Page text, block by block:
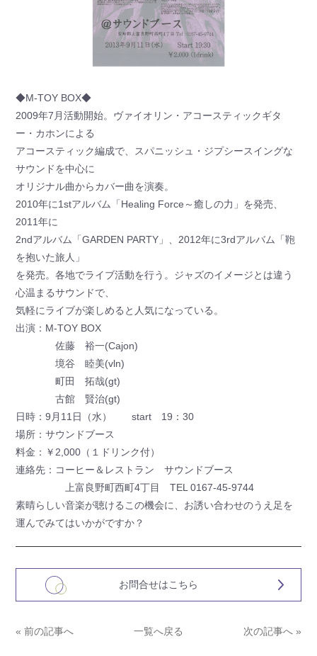
◆M-TOY BOX◆
2009年7月活動開始。ヴァイオリン・アコースティックギタ
ー・カホンによる
アコースティック編成で、スパニッシュ・ジプシースイングな
サウンドを中心に
オリジナル曲からカバー曲を演奏。
2010年に1stアルバム「Healing Force～癒しの力」を発売、
2011年に
2ndアルバム「GARDEN PARTY」、2012年に3rdアルバム「鞄
を抱いた旅人」
を発売。各地でライブ活動を行う。ジャズのイメージとは違う
心温まるサウンドで、
気軽にライブが楽しめると人気になっている。
出演：M-TOY BOX
佐藤 裕一(Cajon)
境谷 睦美(vln)
町田 拓哉(gt)
古館 賢治(gt)
日時：9月11日（水） start 19：30
場所：サウンドブース
料金：￥2,000（１ドリンク付）
連絡先：コーヒー＆レストラン サウンドブース
上富良野町西町4丁目 TEL 0167-45-9744
素晴らしい音楽が聴けるこの機会に、お誘い合わせのうえ足を
運んでみてはいかがですか？
お問合せはこちら
« 前の記事へ 一覧へ戻る 次の記事へ »